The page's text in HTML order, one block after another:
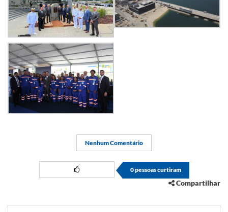
Nenhum Comentário
0pessoas curtiram
Compartilhar